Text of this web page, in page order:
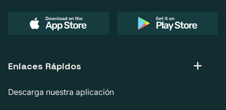
Enlaces Rápidos
Descarga nuestra aplicación